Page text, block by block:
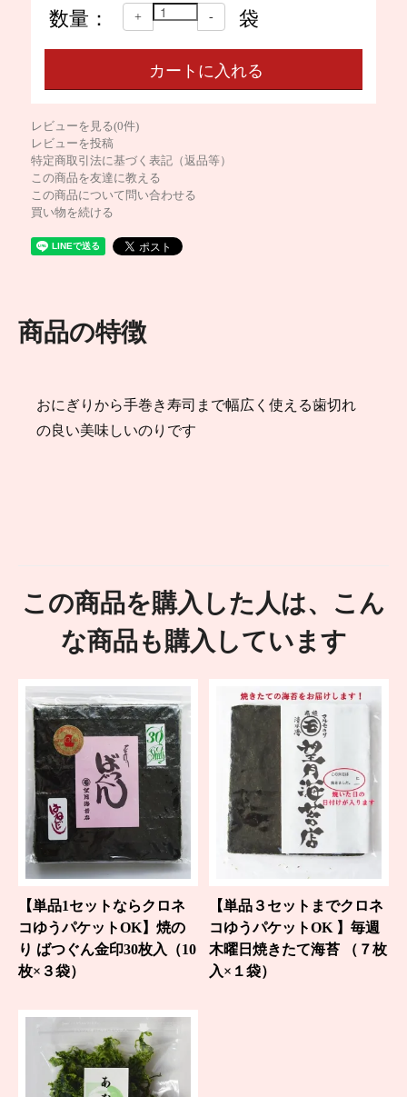
数量： + - 袋
レビューを見る(0件)
レビューを投稿
特定商取引法に基づく表記（返品等）
この商品を友達に教える
この商品について問い合わせる
買い物を続ける
商品の特徴
おにぎりから手巻き寿司まで幅広く使える歯切れ
の良い美味しいのりです
この商品を購入した人は、こん
な商品も購入しています
【単品1セットならクロネ
コゆうパケットOK】焼の
り ばつぐん金印30枚入（10
枚×３袋）
【単品３セットまでクロネ
コゆうパケットOK 】毎週
木曜日焼きたて海苔 （７枚
入×１袋）